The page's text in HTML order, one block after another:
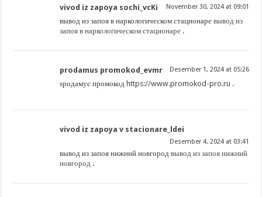
vivod iz zapoya sochi_vcKi November 30, 2024 at 09:01
вывод из запоя в наркологическом стационаревывод из
запоя в наркологическом стационаре .
prodamus promokod_evmr Desember 1, 2024 at 05:26
ѕродамус промокод https://www.promokod-pro.ru .
vivod iz zapoya v stacionare_ldei
Desember 4, 2024 at 03:41
вывод из запоя нижний новгородвывод из запоя нижний
новгород .